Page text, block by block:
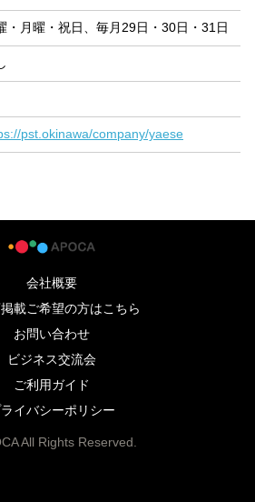
・月曜・祝日、毎月29日・30日・31日
pst.okinawa/company/yaese
会社概要
載ご希望の方はこちら
お問い合わせ
ビジネス交流会
ご利用ガイド
イバシーポリシー
All Rights Reserved.